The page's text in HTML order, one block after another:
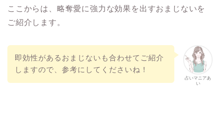
ここからは、略奪愛に強力な効果を出すおまじないを
ご紹介します。
占いマニアあ
い
即効性があるおまじないも合わせてご紹介
しますので、参考にしてくださいね！
復縁